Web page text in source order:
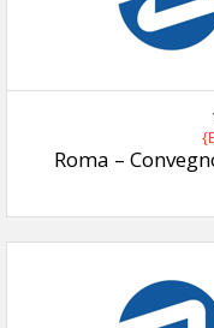
Roma –